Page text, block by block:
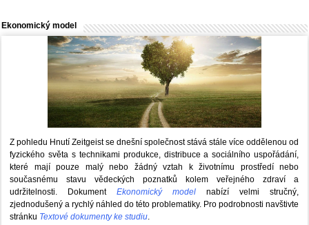
Ekonomický model
Z pohledu Hnutí Zeitgeist se dnešní společnost stává stále více oddělenou od
fyzického světa s technikami produkce, distribuce a sociálního uspořádání,
které mají pouze malý nebo žádný vztah k životnímu prostředí nebo
současnému stavu vědeckých poznatků kolem veřejného zdraví a
udržitelnosti. DokumentEkonomický model nabízí velmi stručný,
zjednodušený a rychlý náhled do této problematiky. Pro podrobnosti navštivte
stránku Textové dokumenty ke studiu.